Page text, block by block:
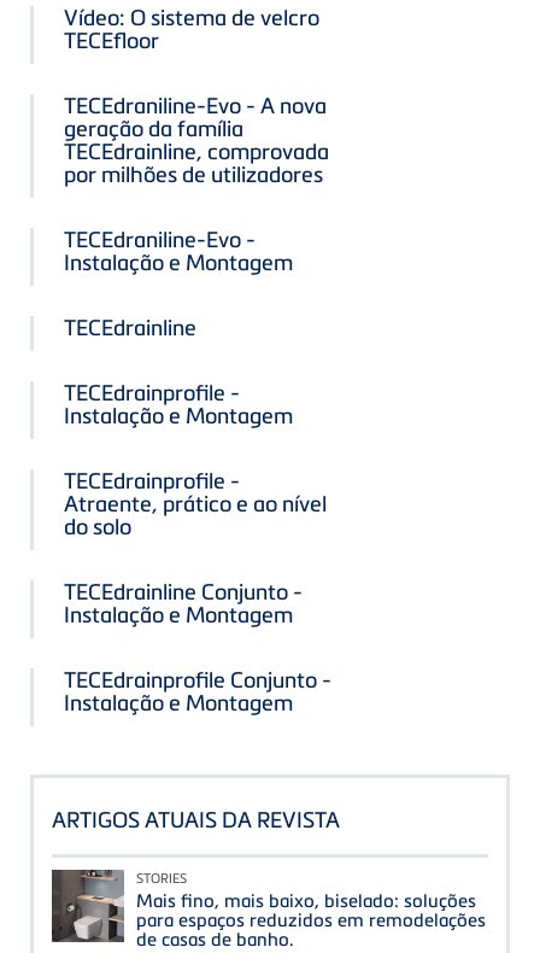
Vídeo: O sistema de velcro
TECEfloor
TECEdraniline-Evo - A nova
geração da família
TECEdrainline, comprovada
por milhões de utilizadores
TECEdraniline-Evo -
Instalação e Montagem
TECEdrainline
TECEdrainprofile -
Instalação e Montagem
TECEdrainprofile -
Atraente, prático e ao nível
do solo
TECEdrainline Conjunto -
Instalação e Montagem
TECEdrainprofile Conjunto -
Instalação e Montagem
ARTIGOS ATUAIS DA REVISTA
STORIES
Mais fino, mais baixo, biselado: soluções
para espaços reduzidos em remodelações
de casas de banho.